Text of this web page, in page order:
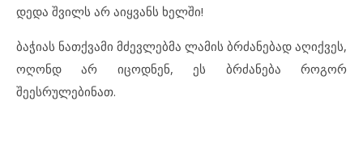
დედა შვილს არ აიყვანს ხელში!
ბაჭიას ნათქვამი მძევლებმა ლამის ბრძანებად აღიქვეს,
ოღონდ არ იცოდნენ, ეს ბრძანება როგორ
შეესრულებინათ.